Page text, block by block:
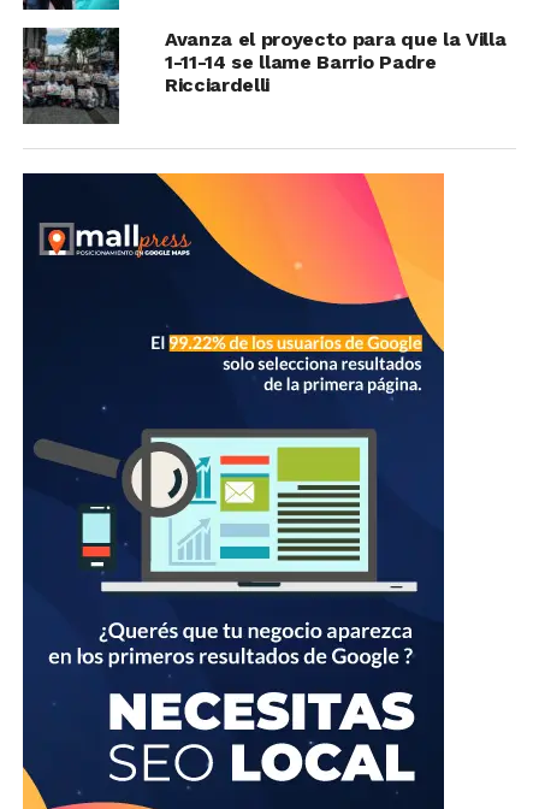
Avanza el proyecto para que la Villa
1-11-14 se llame Barrio Padre
Ricciardelli